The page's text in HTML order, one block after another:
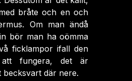
bråte och en och
Om man ändå
bör man ha oömma
ficklampor ifall den
fungera, det är
becksvart där nere.